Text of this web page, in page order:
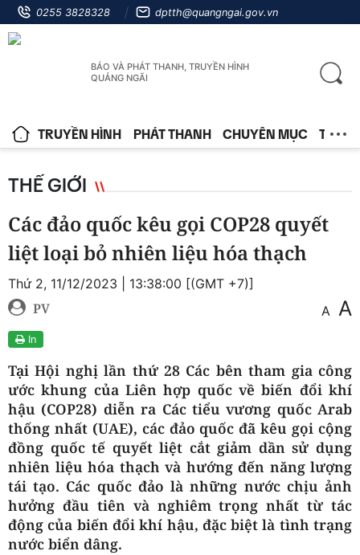
0255 3828328 dptth@quangngai.gov.vn
BÁO VÀ PHÁT THANH, TRUYỀN HÌNH
QUẢNG NGÃI
TRUYỀN HÌNH PHÁT THANH CHUYÊN MỤC TIN
THẾ GIỚI
Các đảo quốc kêu gọi COP28 quyết
liệt loại bỏ nhiên liệu hóa thạch
Thứ 2, 11/12/2023 | 13:38:00 [(GMT +7)]
PV A A
In
Tại Hội nghị lần thứ 28 Các bên tham gia công
ước khung của Liên hợp quốc về biến đổi khí
hậu (COP28) diễn ra Các tiểu vương quốc Arab
thống nhất (UAE), các đảo quốc đã kêu gọi cộng
đồng quốc tế quyết liệt cắt giảm dần sử dụng
nhiên liệu hóa thạch và hướng đến năng lượng
tái tạo. Các quốc đảo là những nước chịu ảnh
hưởng đầu tiên và nghiêm trọng nhất từ tác
động của biến đổi khí hậu, đặc biệt là tình trạng
nước biển dâng.